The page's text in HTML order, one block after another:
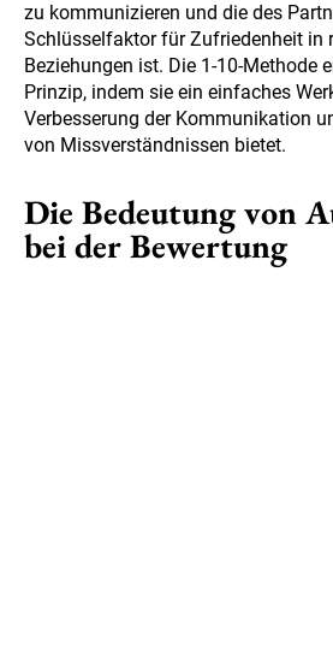
zu kommunizieren und die des
Schlüsselfaktor für Zufriedenheit in
Beziehungen ist. Die 1-10-Methode
Prinzip, indem sie ein einfaches
Verbesserung der Kommunikation
von Missverständnissen bietet.
Die Bedeutung von
bei der Bewertung